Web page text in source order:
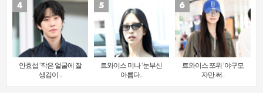
안효섭 ‘작은 얼굴에 잘
생김이 ..
트와이스 미나 ‘눈부신
아름다..
트와이스 쯔위 ‘야구모
자만 써..